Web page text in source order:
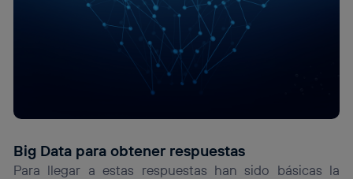
Big Data para obtener respuestas
Para llegar a estas respuestas han sido básicas la